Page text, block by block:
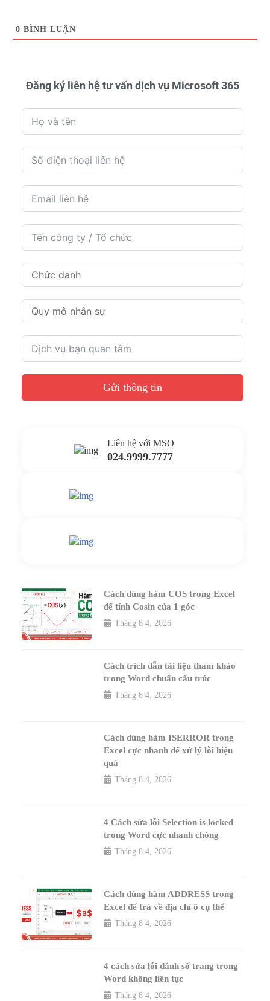
0 BÌNH LUẬN
Đăng ký liên hệ tư vấn dịch vụ Microsoft 365
Gửi thông tin
Liên hệ với MSO
024.9999.7777
Cách dùng hàm COS trong Excel
để tính Cosin của 1 góc
Tháng 8 4, 2026
Cách trích dẫn tài liệu tham khảo
trong Word chuẩn cấu trúc
Tháng 8 4, 2026
Cách dùng hàm ISERROR trong
Excel cực nhanh để xử lý lỗi hiệu
quả
Tháng 8 4, 2026
4 Cách sửa lỗi Selection is locked
trong Word cực nhanh chóng
Tháng 8 4, 2026
Cách dùng hàm ADDRESS trong
Excel để trả về địa chỉ ô cụ thể
Tháng 8 4, 2026
4 cách sửa lỗi đánh số trang trong
Word không liên tục
Tháng 8 4, 2026